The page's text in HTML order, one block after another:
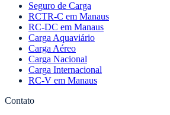
Seguro de Carga
RCTR-C em Manaus
RC-DC em Manaus
Carga Aquaviário
Carga Aéreo
Carga Nacional
Carga Internacional
RC-V em Manaus
Contato